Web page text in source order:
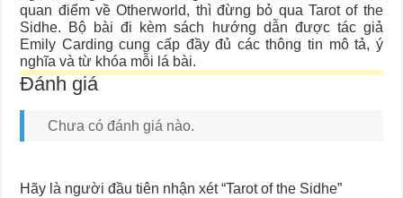
quan điểm về Otherworld, thì đừng bỏ qua Tarot of the
Sidhe. Bộ bài đi kèm sách hướng dẫn được tác giả
Emily Carding cung cấp đầy đủ các thông tin mô tả, ý
nghĩa và từ khóa mỗi lá bài.
Đánh giá
Chưa có đánh giá nào.
Hãy là người đầu tiên nhận xét “Tarot of the Sidhe”